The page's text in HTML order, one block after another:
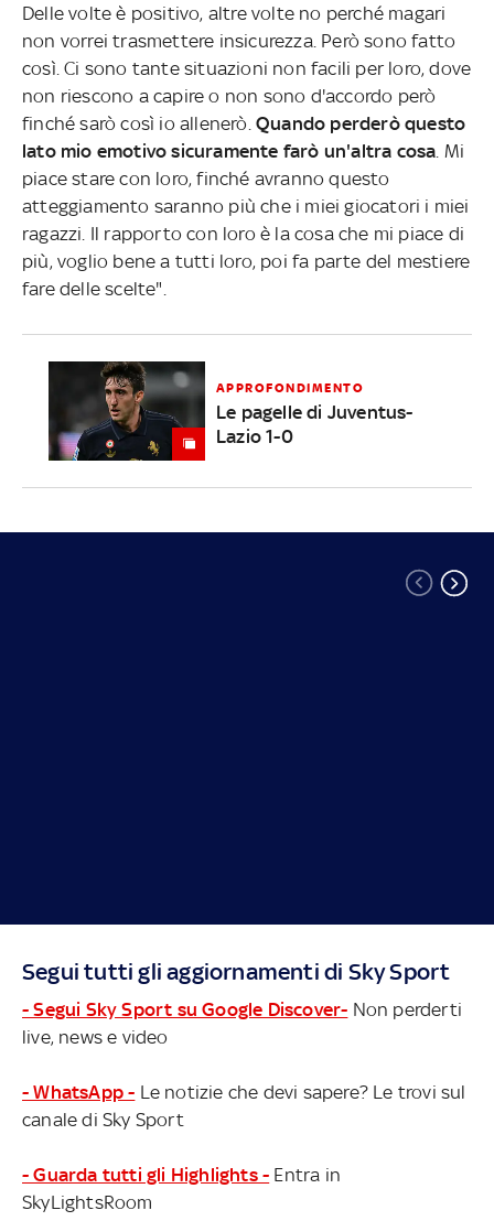
Delle volte è positivo, altre volte no perché magari
non vorrei trasmettere insicurezza. Però sono fatto
così. Ci sono tante situazioni non facili per loro, dove
non riescono a capire o non sono d'accordo però
finché sarò così io allenerò. Quando perderò questo
lato mio emotivo sicuramente farò un'altra cosa . Mi
piace stare con loro, finché avranno questo
atteggiamento saranno più che i miei giocatori i miei
ragazzi. Il rapporto con loro è la cosa che mi piace di
più, voglio bene a tutti loro, poi fa parte del mestiere
fare delle scelte".
APPROFONDIMENTO
Le pagelle di Juventus-
Lazio 1-0
Segui tutti gli aggiornamenti di Sky Sport
- Segui Sky Sport su Google Discover- Non perderti
live, news e video
- WhatsApp - Le notizie che devi sapere? Le trovi sul
canale di Sky Sport
- Guarda tutti gli Highlights - Entra in
SkyLightsRoom